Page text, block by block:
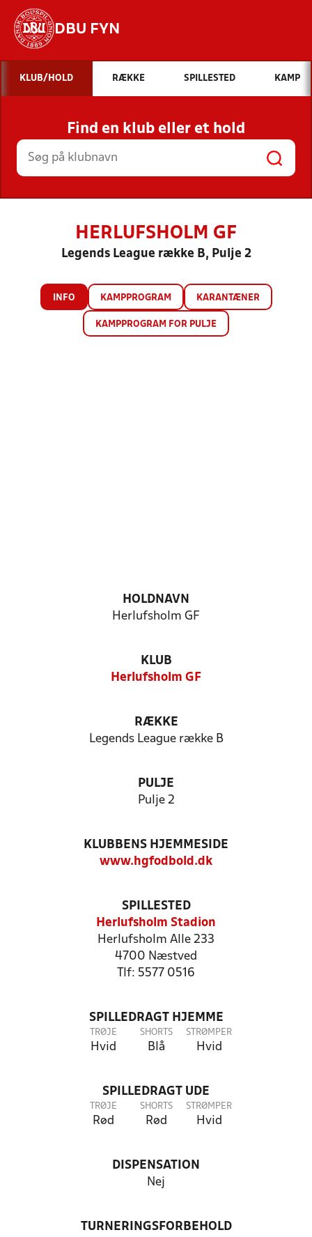
DBU FYN
Hvad vil du søge efter?
INDHOLD OG NYHEDER
STILLINGER, RESULTATER, KLUBBER OG
HOLD
KLUB/HOLD RÆKKE SPILLESTED KAMP
Find en klub eller et hold
HERLUFSHOLM GF
Legends League række B, Pulje 2
INFO KAMPPROGRAM KARANTÆNER
KAMPPROGRAM FOR PULJE
HOLDNAVN
Herlufsholm GF
KLUB
Herlufsholm GF
RÆKKE
Legends League række B
PULJE
Pulje 2
KLUBBENS HJEMMESIDE
www.hgfodbold.dk
SPILLESTED
Herlufsholm Stadion
Herlufsholm Alle 233
4700 Næstved
Tlf: 5577 0516
SPILLEDRAGT HJEMME
TRØJE
Hvid
SHORTS
Blå
STRØMPER
Hvid
SPILLEDRAGT UDE
TRØJE
Rød
SHORTS
Rød
STRØMPER
Hvid
DISPENSATION
Nej
TURNERINGSFORBEHOLD